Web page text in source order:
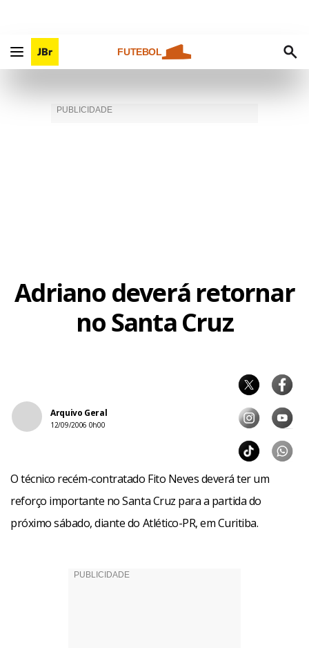
FUTEBOL
Adriano deverá retornar
no Santa Cruz
Arquivo Geral
12/09/2006 0h00
O técnico recém-contratado Fito Neves deverá ter um
reforço importante no Santa Cruz para a partida do
próximo sábado, diante do Atlético-PR, em Curitiba.